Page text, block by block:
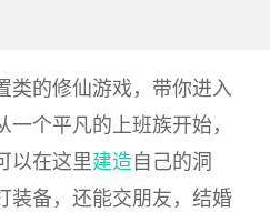
类的修仙游戏，带你进入
个平凡的上班族开始，
以在这里建造自己的洞
装备，还能交朋友，结婚